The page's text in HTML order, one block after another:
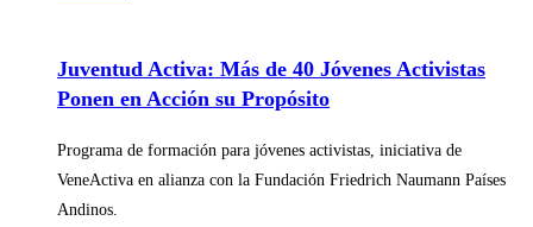
Juventud Activa: Más de 40 Jóvenes Activistas
Ponen en Acción su Propósito
Programa de formación para jóvenes activistas, iniciativa de
VeneActiva en alianza con la Fundación Friedrich Naumann Países
Andinos.